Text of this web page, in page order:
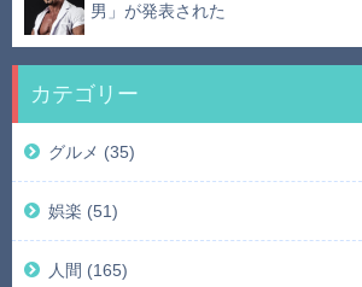
男」が発表された
カテゴリー
グルメ (35)
娯楽 (51)
人間 (165)